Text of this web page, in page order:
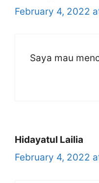
February 4, 2022
Saya mau
Hidayatul Lailia
February 4, 2022